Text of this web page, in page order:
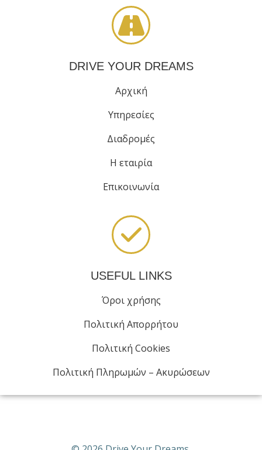
DRIVE YOUR DREAMS
Αρχική
Υπηρεσίες
Διαδρομές
Η εταιρία
Επικοινωνία
USEFUL LINKS
Όροι χρήσης
Πολιτική Απορρήτου
Πολιτική Cookies
Πολιτική Πληρωμών – Ακυρώσεων